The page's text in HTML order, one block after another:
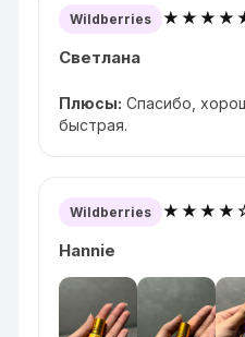
Wildberries
Светлана
Плюсы: Спасибо,
быстрая.
Wildberries
Hannie